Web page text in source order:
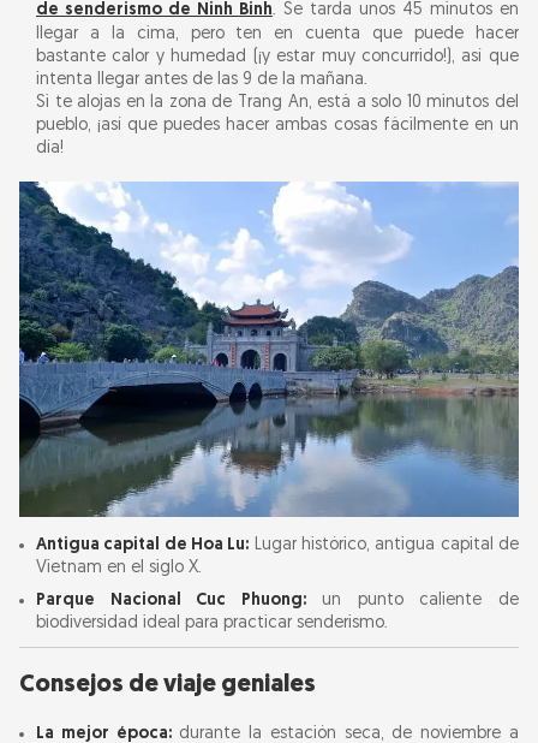
de senderismo de Ninh Binh. Se tarda unos 45 minutos en
llegar a la cima, pero ten en cuenta que puede hacer
bastante calor y humedad (¡y estar muy concurrido!), así que
intenta llegar antes de las 9 de la mañana.
Si te alojas en la zona de Trang An, está a solo 10 minutos del
pueblo, ¡así que puedes hacer ambas cosas fácilmente en un
día!
Antigua capital de Hoa Lu: Lugar histórico, antigua capital de
Vietnam en el siglo X.
Parque Nacional Cuc Phuong:un punto caliente de
biodiversidad ideal para practicar senderismo.
Consejos de viaje geniales
La mejor época:durante la estación seca, de noviembre a